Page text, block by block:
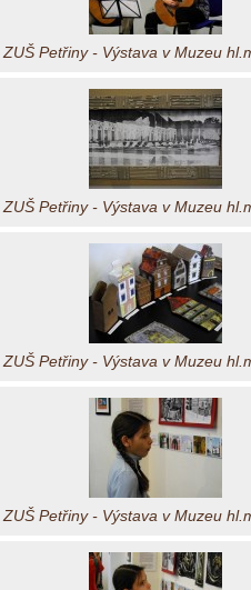
ZUŠ Petřiny - Výstava v Muzeu
ZUŠ Petřiny - Výstava v Muzeu
ZUŠ Petřiny - Výstava v Muzeu
ZUŠ Petřiny - Výstava v Muzeu